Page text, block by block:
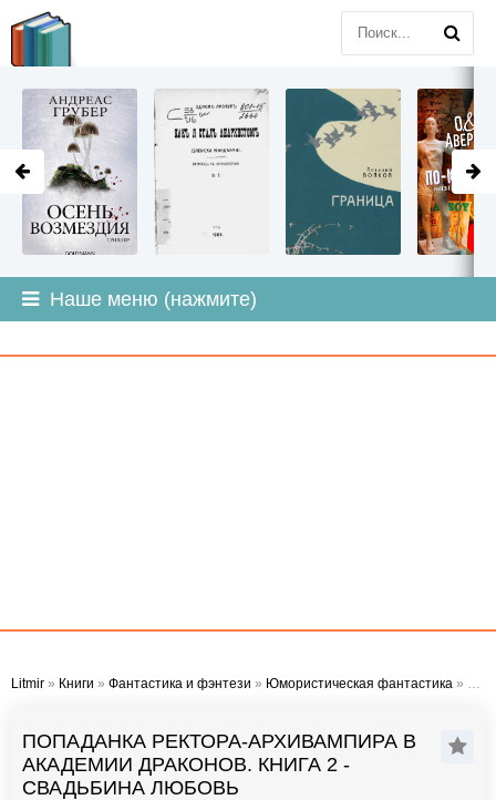
Наше меню (нажмите)
Litmir » Книги » Фантастика и фэнтези » Юмористическая фантастика » Попаданка ректора-архивампира в Академии драконов. Книга 2 - Свадьбина Любовь
ПОПАДАНКА РЕКТОРА-АРХИВАМПИРА В
АКАДЕМИИ ДРАКОНОВ. КНИГА 2 -
СВАДЬБИНА ЛЮБОВЬ
LITMIR.ORG